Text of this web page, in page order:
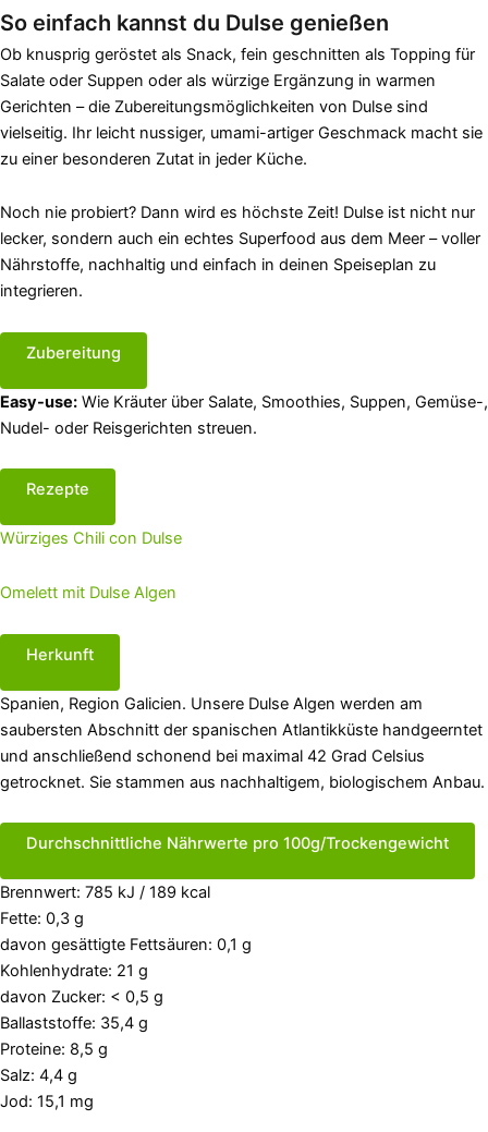
So einfach kannst du Dulse genießen
Ob knusprig geröstet als Snack, fein geschnitten als Topping für
Salate oder Suppen oder als würzige Ergänzung in warmen
Gerichten – die Zubereitungsmöglichkeiten von Dulse sind
vielseitig. Ihr leicht nussiger, umami-artiger Geschmack macht sie
zu einer besonderen Zutat in jeder Küche.
Noch nie probiert? Dann wird es höchste Zeit! Dulse ist nicht nur
lecker, sondern auch ein echtes Superfood aus dem Meer – voller
Nährstoffe, nachhaltig und einfach in deinen Speiseplan zu
integrieren.
Zubereitung
Easy-use: Wie Kräuter über Salate, Smoothies, Suppen, Gemüse-,
Nudel- oder Reisgerichten streuen.
Rezepte
Würziges Chili con Dulse
Omelett mit Dulse Algen
Herkunft
Spanien, Region Galicien. Unsere Dulse Algen werden am
saubersten Abschnitt der spanischen Atlantikküste handgeerntet
und anschließend schonend bei maximal 42 Grad Celsius
getrocknet. Sie stammen aus nachhaltigem, biologischem Anbau.
Durchschnittliche Nährwerte pro 100g/Trockengewicht
Brennwert: 785 kJ / 189 kcal
Fette: 0,3 g
davon gesättigte Fettsäuren: 0,1 g
Kohlenhydrate: 21 g
davon Zucker: < 0,5 g
Ballaststoffe: 35,4 g
Proteine: 8,5 g
Salz: 4,4 g
Jod: 15,1 mg